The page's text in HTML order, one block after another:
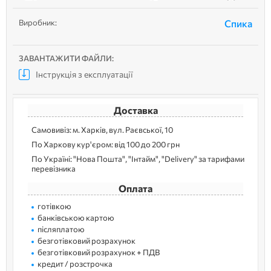
Виробник: Спика
ЗАВАНТАЖИТИ ФАЙЛИ:
Інструкція з експлуатації
Доставка
Самовивіз: м. Харків, вул. Раєвської, 10
По Харкову кур'єром: від 100 до 200 грн
По Україні: "Нова Пошта", "Інтайм", "Delivery" за тарифами
перевізника
Оплата
готівкою
банківською картою
післяплатою
безготівковий розрахунок
безготівковий розрахунок + ПДВ
кредит / розстрочка